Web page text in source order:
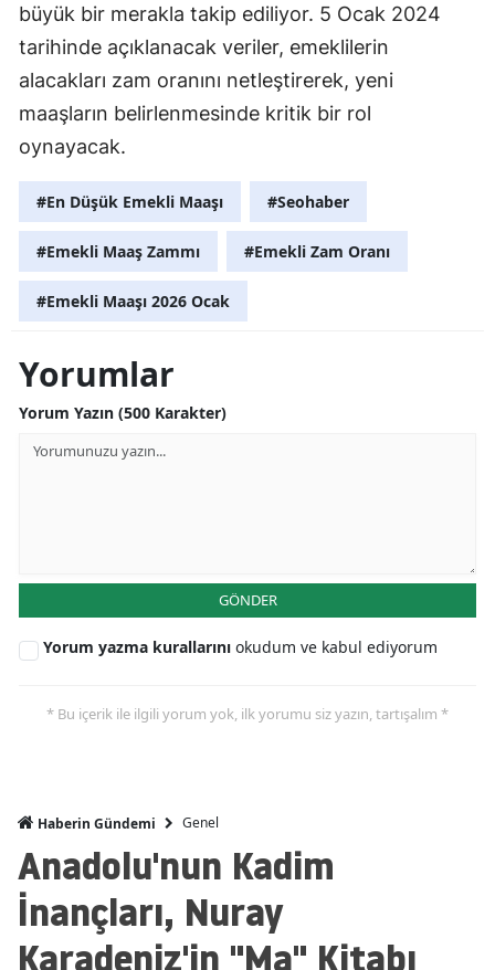
büyük bir merakla takip ediliyor. 5 Ocak 2024
tarihinde açıklanacak veriler, emeklilerin
alacakları zam oranını netleştirerek, yeni
maaşların belirlenmesinde kritik bir rol
oynayacak.
#En Düşük Emekli Maaşı #Seohaber
#Emekli Maaş Zammı #Emekli Zam Oranı
#Emekli Maaşı 2026 Ocak
Yorumlar
Yorum Yazın (500 Karakter)
GÖNDER
Yorum yazma kurallarını okudum ve kabul ediyorum
* Bu içerik ile ilgili yorum yok, ilk yorumu siz yazın, tartışalım *
Haberin Gündemi Genel
Anadolu'nun Kadim
İnançları, Nuray
Karadeniz'in "Ma" Kitabı